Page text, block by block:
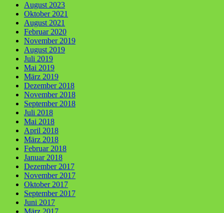
August 2023
Oktober 2021
August 2021
Februar 2020
November 2019
August 2019
Juli 2019
Mai 2019
März 2019
Dezember 2018
November 2018
September 2018
Juli 2018
Mai 2018
April 2018
März 2018
Februar 2018
Januar 2018
Dezember 2017
November 2017
Oktober 2017
September 2017
Juni 2017